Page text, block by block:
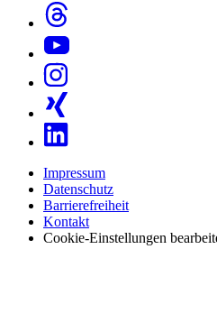
Impressum
Datenschutz
Barrierefreiheit
Kontakt
Cookie-Einstellungen